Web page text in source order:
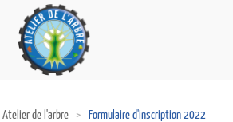
Atelier de l'arbre Formulaire d'inscription 2022